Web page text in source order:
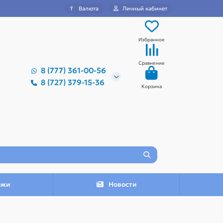
₸ Валюта Личный кабинет
8 (777) 361-00-56
8 (727) 379-15-36
Избранное
Сравнение
Корзина
Новости